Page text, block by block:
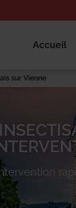
Accueil
sur Vienne